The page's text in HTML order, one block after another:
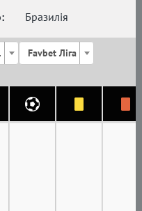
Бразилія
Favbet Ліга